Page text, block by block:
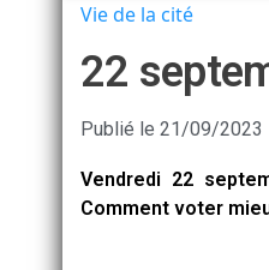
Vie de la cité
22
Publié le 21/09/2023
Vendredi 22
Comment voter